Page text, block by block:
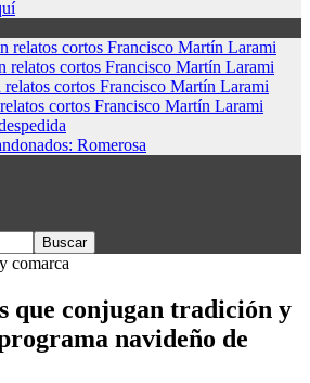
relatos cortos Francisco Martín Larami
relatos cortos Francisco Martín Larami
relatos cortos Francisco Martín Larami
cortos Francisco Martín Larami
Romerosa
comarca
que conjugan tradición y
navideño de